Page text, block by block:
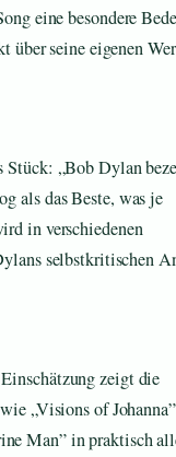
eine besondere
über seine eigenen
Stück: „Bob Dylan
als das Beste, was je
in verschiedenen
selbstkritischen
zeigt die
„Visions of
Man” in praktisch